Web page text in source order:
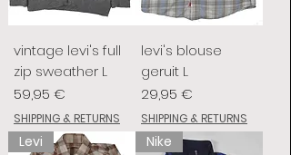
vintage levi's full
zip sweather L
Prix
59,95 €
SHIPPING & RETURNS
levi's blouse
geruit L
Prix
29,95 €
SHIPPING & RETURNS
Levi Nike